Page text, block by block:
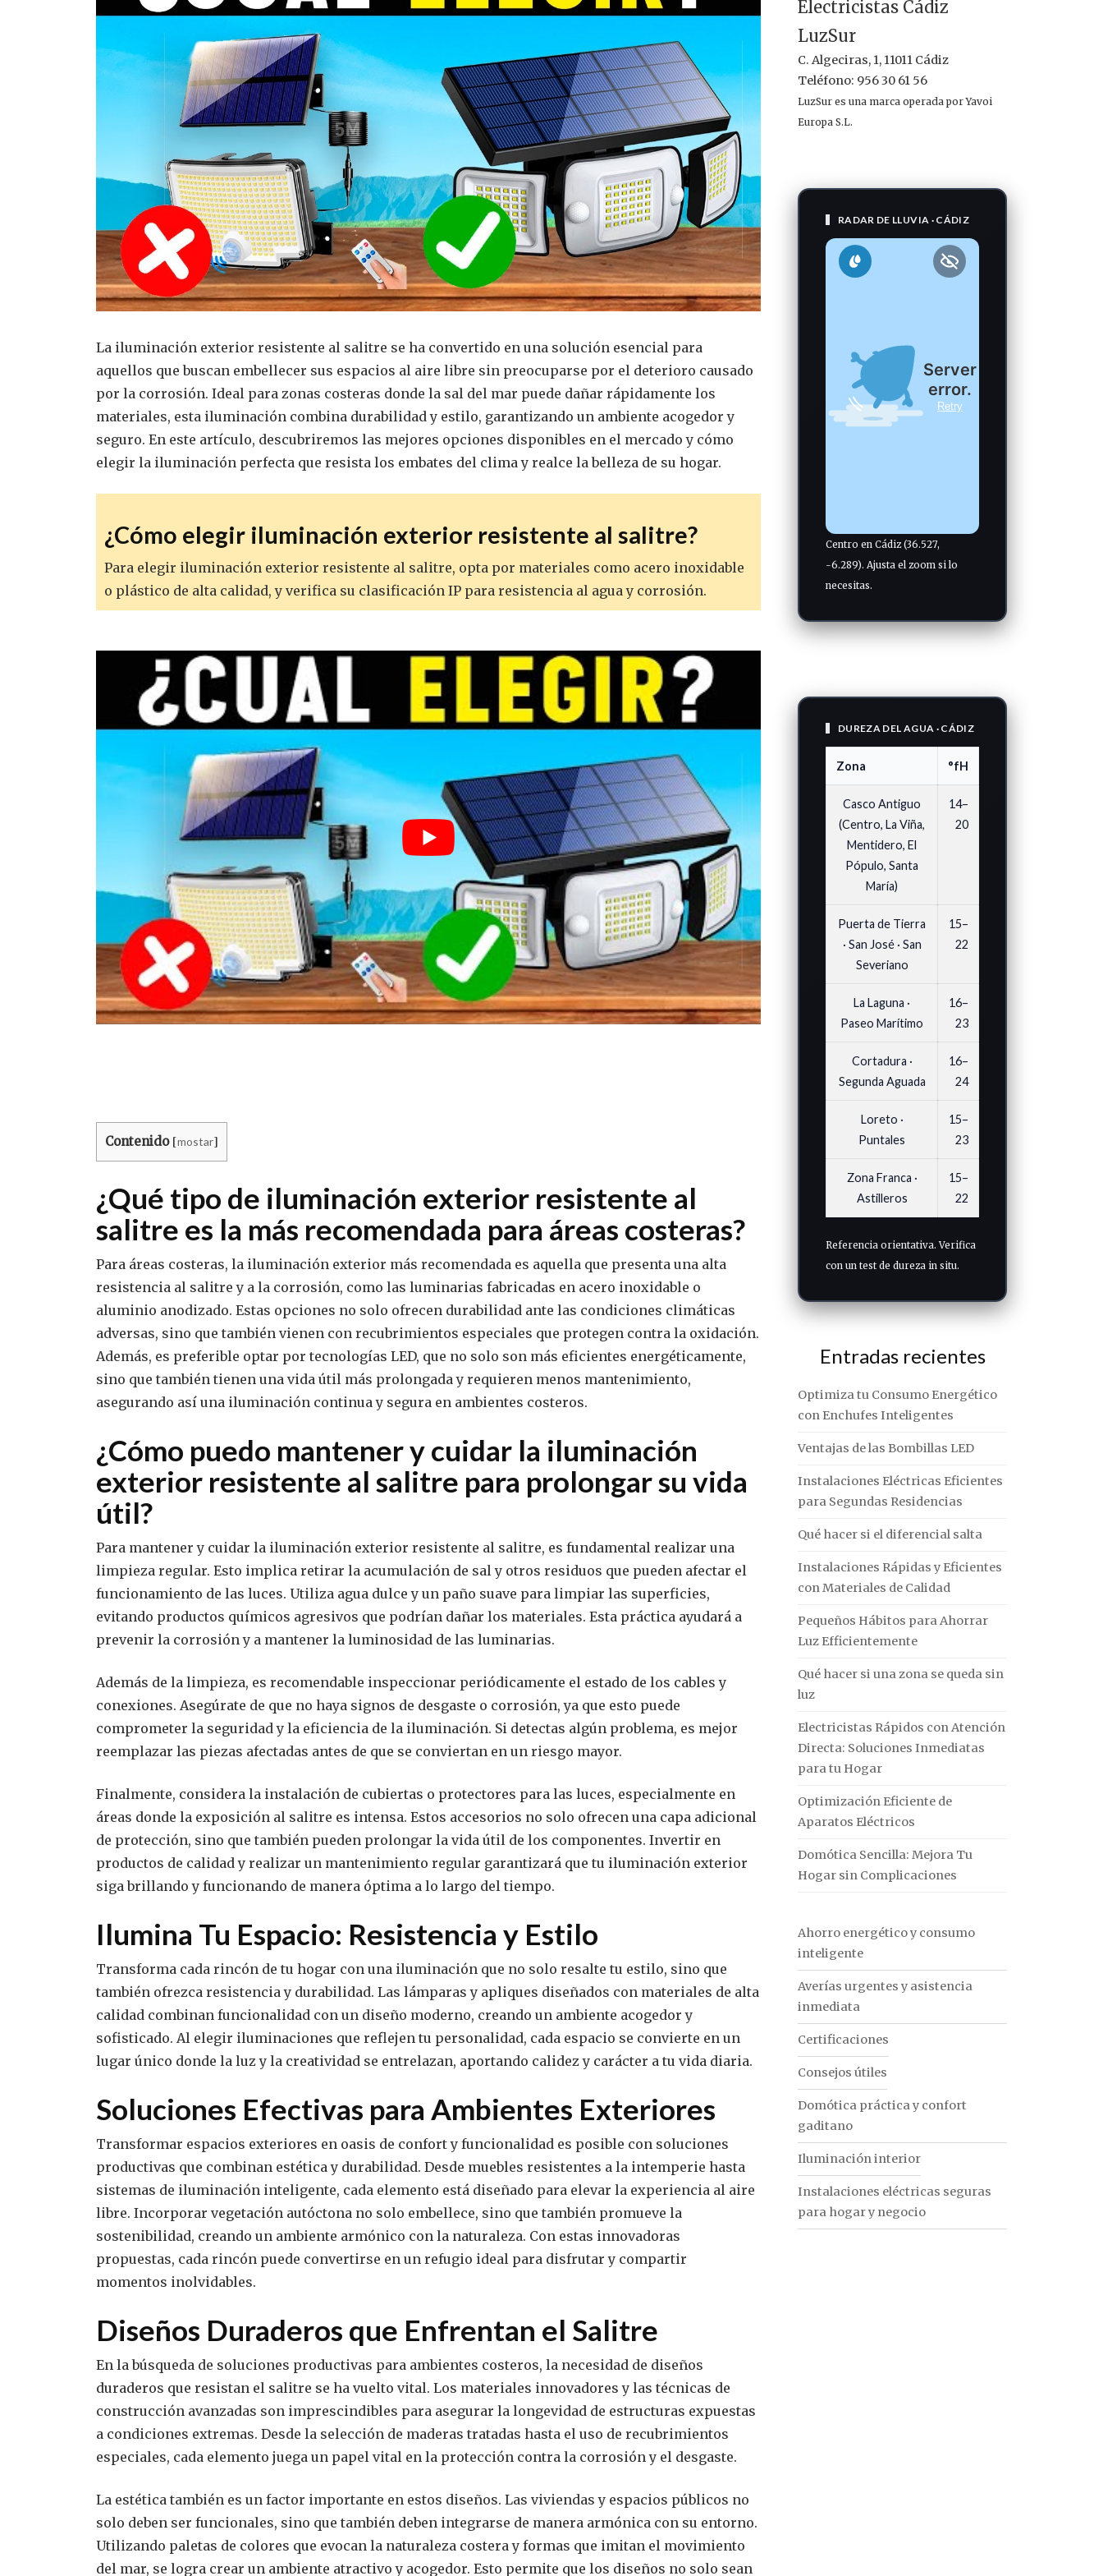
La iluminación exterior resistente al salitre se ha convertido en una solución esencial para
aquellos que buscan embellecer sus espacios al aire libre sin preocuparse por el deterioro causado
por la corrosión. Ideal para zonas costeras donde la sal del mar puede dañar rápidamente los
materiales, esta iluminación combina durabilidad y estilo, garantizando un ambiente acogedor y
seguro. En este artículo, descubriremos las mejores opciones disponibles en el mercado y cómo
elegir la iluminación perfecta que resista los embates del clima y realce la belleza de su hogar.
¿Cómo elegir iluminación exterior resistente al salitre?
Para elegir iluminación exterior resistente al salitre, opta por materiales como acero inoxidable
o plástico de alta calidad, y verifica su clasificación IP para resistencia al agua y corrosión.
Contenido [mostar]
¿Qué tipo de iluminación exterior resistente al
salitre es la más recomendada para áreas costeras?
Para áreas costeras, la iluminación exterior más recomendada es aquella que presenta una alta
resistencia al salitre y a la corrosión, como las luminarias fabricadas en acero inoxidable o
aluminio anodizado. Estas opciones no solo ofrecen durabilidad ante las condiciones climáticas
adversas, sino que también vienen con recubrimientos especiales que protegen contra la oxidación.
Además, es preferible optar por tecnologías LED, que no solo son más eficientes energéticamente,
sino que también tienen una vida útil más prolongada y requieren menos mantenimiento,
asegurando así una iluminación continua y segura en ambientes costeros.
¿Cómo puedo mantener y cuidar la iluminación
exterior resistente al salitre para prolongar su vida
útil?
Para mantener y cuidar la iluminación exterior resistente al salitre, es fundamental realizar una
limpieza regular. Esto implica retirar la acumulación de sal y otros residuos que pueden afectar el
funcionamiento de las luces. Utiliza agua dulce y un paño suave para limpiar las superficies,
evitando productos químicos agresivos que podrían dañar los materiales. Esta práctica ayudará a
prevenir la corrosión y a mantener la luminosidad de las luminarias.
Además de la limpieza, es recomendable inspeccionar periódicamente el estado de los cables y
conexiones. Asegúrate de que no haya signos de desgaste o corrosión, ya que esto puede
comprometer la seguridad y la eficiencia de la iluminación. Si detectas algún problema, es mejor
reemplazar las piezas afectadas antes de que se conviertan en un riesgo mayor.
Finalmente, considera la instalación de cubiertas o protectores para las luces, especialmente en
áreas donde la exposición al salitre es intensa. Estos accesorios no solo ofrecen una capa adicional
de protección, sino que también pueden prolongar la vida útil de los componentes. Invertir en
productos de calidad y realizar un mantenimiento regular garantizará que tu iluminación exterior
siga brillando y funcionando de manera óptima a lo largo del tiempo.
Ilumina Tu Espacio: Resistencia y Estilo
Transforma cada rincón de tu hogar con una iluminación que no solo resalte tu estilo, sino que
también ofrezca resistencia y durabilidad. Las lámparas y apliques diseñados con materiales de alta
calidad combinan funcionalidad con un diseño moderno, creando un ambiente acogedor y
sofisticado. Al elegir iluminaciones que reflejen tu personalidad, cada espacio se convierte en un
lugar único donde la luz y la creatividad se entrelazan, aportando calidez y carácter a tu vida diaria.
Soluciones Efectivas para Ambientes Exteriores
Transformar espacios exteriores en oasis de confort y funcionalidad es posible con soluciones
productivas que combinan estética y durabilidad. Desde muebles resistentes a la intemperie hasta
sistemas de iluminación inteligente, cada elemento está diseñado para elevar la experiencia al aire
libre. Incorporar vegetación autóctona no solo embellece, sino que también promueve la
sostenibilidad, creando un ambiente armónico con la naturaleza. Con estas innovadoras
propuestas, cada rincón puede convertirse en un refugio ideal para disfrutar y compartir
momentos inolvidables.
Diseños Duraderos que Enfrentan el Salitre
En la búsqueda de soluciones productivas para ambientes costeros, la necesidad de diseños
duraderos que resistan el salitre se ha vuelto vital. Los materiales innovadores y las técnicas de
construcción avanzadas son imprescindibles para asegurar la longevidad de estructuras expuestas
a condiciones extremas. Desde la selección de maderas tratadas hasta el uso de recubrimientos
especiales, cada elemento juega un papel vital en la protección contra la corrosión y el desgaste.
La estética también es un factor importante en estos diseños. Las viviendas y espacios públicos no
solo deben ser funcionales, sino que también deben integrarse de manera armónica con su entorno.
Utilizando paletas de colores que evocan la naturaleza costera y formas que imitan el movimiento
del mar, se logra crear un ambiente atractivo y acogedor. Esto permite que los diseños no solo sean
Electricistas Cádiz
LuzSur
C. Algeciras, 1, 11011 Cádiz
Teléfono: 956 30 61 56
LuzSur es una marca operada por Yavoi
Europa S.L.
RADAR DE LLUVIA · CÁDIZ
Centro en Cádiz (36.527,
-6.289). Ajusta el zoom si lo
necesitas.
DUREZA DEL AGUA · CÁDIZ
Zona °fH
Casco Antiguo
(Centro, La Viña,
Mentidero, El
Pópulo, Santa
María)
14–
20
Puerta de Tierra
· San José · San
Severiano
15–
22
La Laguna ·
Paseo Marítimo
16–
23
Cortadura ·
Segunda Aguada
16–
24
Loreto ·
Puntales
15–
23
Zona Franca ·
Astilleros
15–
22
Referencia orientativa. Verifica
con un test de dureza in situ.
Entradas recientes
Optimiza tu Consumo Energético
con Enchufes Inteligentes
Ventajas de las Bombillas LED
Instalaciones Eléctricas Eficientes
para Segundas Residencias
Qué hacer si el diferencial salta
Instalaciones Rápidas y Eficientes
con Materiales de Calidad
Pequeños Hábitos para Ahorrar
Luz Efficientemente
Qué hacer si una zona se queda sin
luz
Electricistas Rápidos con Atención
Directa: Soluciones Inmediatas
para tu Hogar
Optimización Eficiente de
Aparatos Eléctricos
Domótica Sencilla: Mejora Tu
Hogar sin Complicaciones
Ahorro energético y consumo
inteligente
Averías urgentes y asistencia
inmediata
Certificaciones
Consejos útiles
Domótica práctica y confort
gaditano
Iluminación interior
Instalaciones eléctricas seguras
para hogar y negocio